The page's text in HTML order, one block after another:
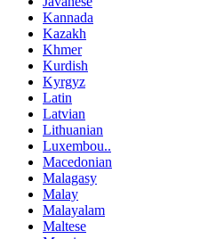
Kannada
Kazakh
Khmer
Kurdish
Kyrgyz
Latin
Latvian
Lithuanian
Luxembou..
Macedonian
Malagasy
Malay
Malayalam
Maltese